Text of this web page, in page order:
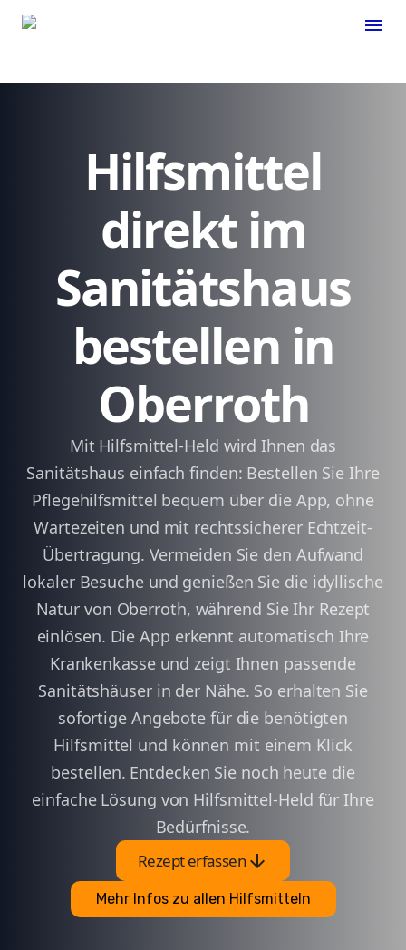
menu
Hilfsmittel
direkt im
Sanitätshaus
bestellen in
Oberroth
Mit Hilfsmittel-Held wird Ihnen das
Sanitätshaus einfach finden: Bestellen Sie Ihre
Pflegehilfsmittel bequem über die App, ohne
Wartezeiten und mit rechtssicherer Echtzeit-
Übertragung. Vermeiden Sie den Aufwand
lokaler Besuche und genießen Sie die idyllische
Natur von Oberroth, während Sie Ihr Rezept
einlösen. Die App erkennt automatisch Ihre
Krankenkasse und zeigt Ihnen passende
Sanitätshäuser in der Nähe. So erhalten Sie
sofortige Angebote für die benötigten
Hilfsmittel und können mit einem Klick
bestellen. Entdecken Sie noch heute die
einfache Lösung von Hilfsmittel-Held für Ihre
Bedürfnisse.
Rezept erfassenarrow_downward
Mehr Infos zu allen Hilfsmitteln